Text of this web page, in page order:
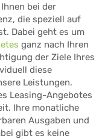
Ihnen bei der
die speziell auf
Dabei geht es um
ganz nach Ihren
der Ziele Ihres
diese
Leistungen.
Leasing-Angebotes
Ihre monatliche
Ausgaben und
gibt es keine